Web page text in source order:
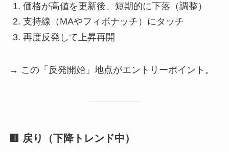
価格が高値を更新後、短期的に下落（調整）
支持線（MAやフィボナッチ）にタッチ
再度反発して上昇再開
→ この「反発開始」地点がエントリーポイント。
🟥 戻り（下降トレンド中）